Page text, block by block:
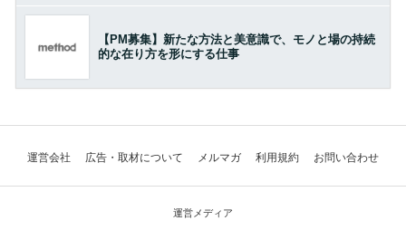
【PM募集】新たな方法と美意識で、モノと場の持続
的な在り方を形にする仕事
運営会社 広告・取材について メルマガ 利用規約 お問い合わせ
運営メディア